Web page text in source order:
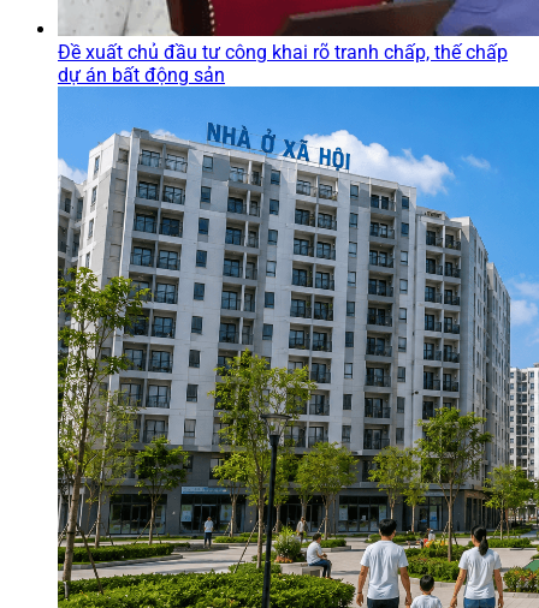
Đề xuất chủ đầu tư công khai rõ tranh chấp, thế chấp
dự án bất động sản